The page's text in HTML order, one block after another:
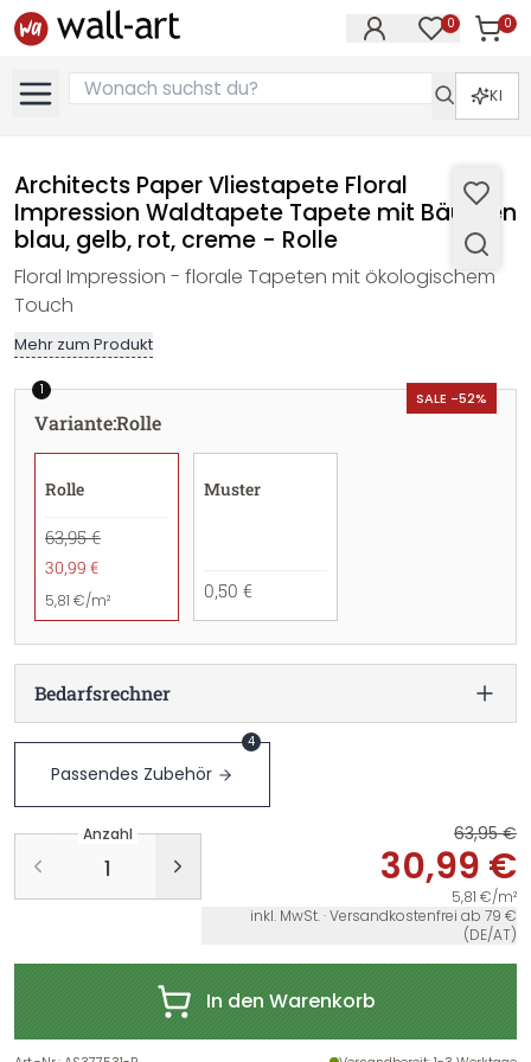
0 0
KI
Architects Paper Vliestapete Floral
Impression Waldtapete Tapete mit Bäumen
blau, gelb, rot, creme - Rolle
Floral Impression - florale Tapeten mit ökologischem
Touch
Mehr zum Produkt
SALE -52%
1
Variante:Rolle
Rolle
63,95 €
30,99 €
5,81 €/m²
Muster
0,50 €
Bedarfsrechner
Passendes Zubehör
4
Anzahl 63,95 €
30,99 €
5,81 €/m²
inkl. MwSt. · Versandkostenfrei ab 79 €
(DE/AT)
In den Warenkorb